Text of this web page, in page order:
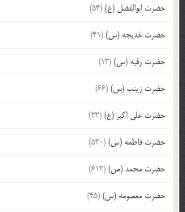
حضرت ابوالفضل (ع)(54)
حضرت خدیجه (س)(41)
حضرت رقیه (س)(13)
حضرت زینب (س)(66)
حضرت علی اکبر (ع)(23)
حضرت فاطمه (س)(530)
حضرت محمد (ص)(613)
حضرت معصومه (س)(45)